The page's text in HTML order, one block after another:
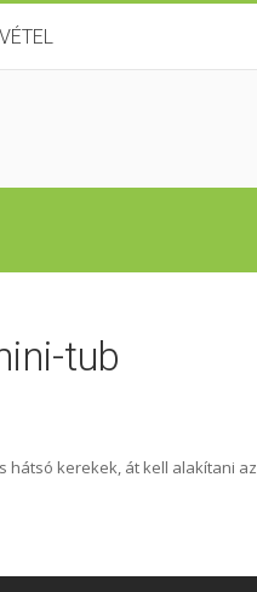
tub
hátsó kerekek, át kell alakítani az